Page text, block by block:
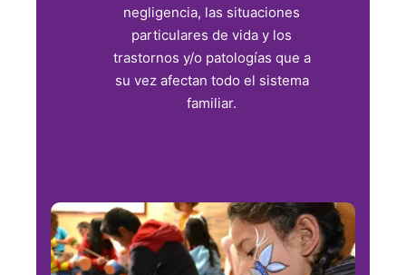
negligencia, las situaciones
particulares de vida y los
trastornos y/o patologías que a
su vez afectan todo el sistema
familiar.